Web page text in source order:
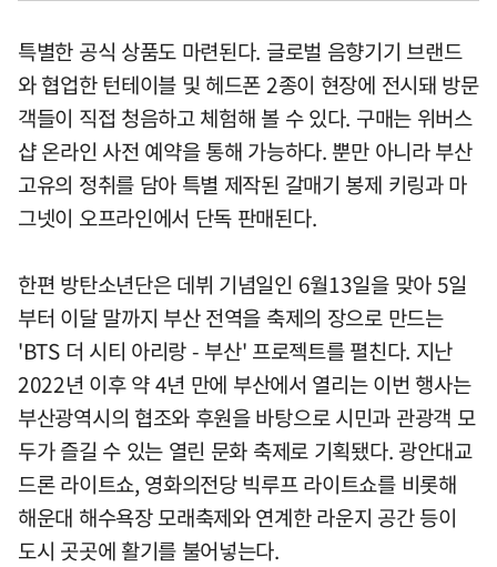
특별한 공식 상품도 마련된다. 글로벌 음향기기 브랜드
와 협업한 턴테이블 및 헤드폰 2종이 현장에 전시돼 방문
객들이 직접 청음하고 체험해 볼 수 있다. 구매는 위버스
샵 온라인 사전 예약을 통해 가능하다. 뿐만 아니라 부산
고유의 정취를 담아 특별 제작된 갈매기 봉제 키링과 마
그넷이 오프라인에서 단독 판매된다.
한편 방탄소년단은 데뷔 기념일인 6월13일을 맞아 5일
부터 이달 말까지 부산 전역을 축제의 장으로 만드는
'BTS 더 시티 아리랑 - 부산' 프로젝트를 펼친다. 지난
2022년 이후 약 4년 만에 부산에서 열리는 이번 행사는
부산광역시의 협조와 후원을 바탕으로 시민과 관광객 모
두가 즐길 수 있는 열린 문화 축제로 기획됐다. 광안대교
드론 라이트쇼, 영화의전당 빅루프 라이트쇼를 비롯해
해운대 해수욕장 모래축제와 연계한 라운지 공간 등이
도시 곳곳에 활기를 불어넣는다.